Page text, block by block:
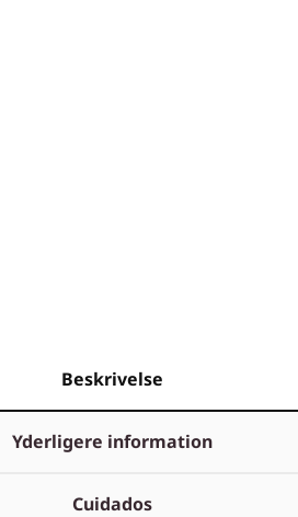
Beskrivelse
Yderligere information
Cuidados